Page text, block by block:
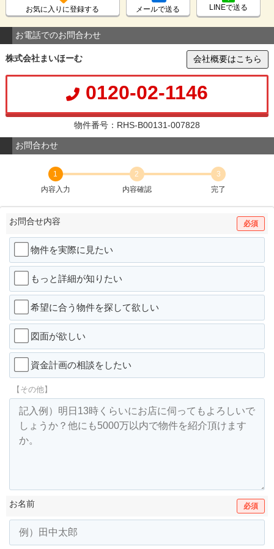
お気に入りに登録する メールで送る LINEで送る
お電話でのお問合わせ
株式会社まいほーむ 会社概要はこちら
0120-02-1146
物件番号：RHS-B00131-007828
お問合わせ
1
内容入力
2
内容確認
3
完了
お問合せ内容 必須
物件を実際に見たい
もっと詳細が知りたい
希望に合う物件を探して欲しい
図面が欲しい
資金計画の相談をしたい
【その他】
お名前 必須